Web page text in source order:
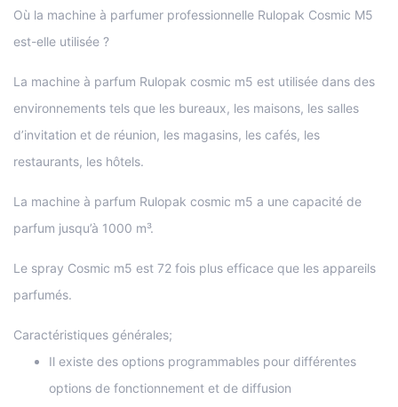
Où la machine à parfumer professionnelle Rulopak Cosmic M5
est-elle utilisée ?
La machine à parfum Rulopak cosmic m5 est utilisée dans des
environnements tels que les bureaux, les maisons, les salles
d’invitation et de réunion, les magasins, les cafés, les
restaurants, les hôtels.
La machine à parfum Rulopak cosmic m5 a une capacité de
parfum jusqu’à 1000 m³.
Le spray Cosmic m5 est 72 fois plus efficace que les appareils
parfumés.
Caractéristiques générales;
Il existe des options programmables pour différentes
options de fonctionnement et de diffusion